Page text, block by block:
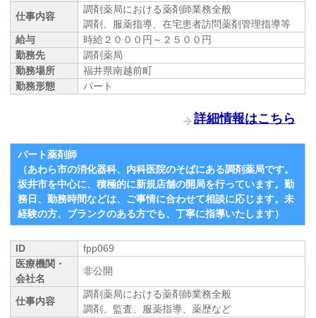
仕事内容
調剤薬局における薬剤師業務全般
調剤、服薬指導、在宅患者訪問薬剤管理指導等
給与
時給２０００円～２５００円
勤務先
調剤薬局
勤務場所
福井県南越前町
勤務形態
パート
詳細情報はこちら
パート薬剤師
（あわら市の消化器科、内科医院のそばにある調剤薬局です。
坂井市を中心に、積極的に新規店舗の開局を行っています。勤
務日、勤務時間などは、ご事情に合わせて相談に応じます。未
経験の方、ブランクのある方でも、丁寧に指導いたします）
ID
fpp069
医療機関・
会社名
非公開
仕事内容
調剤薬局における薬剤師業務全般
調剤、監査、服薬指導、薬歴など